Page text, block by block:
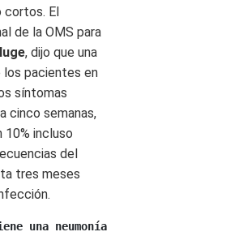
cortos. El
de la OMS para
, dijo que una
pacientes en
síntomas
cinco semanas,
10% incluso
del
tres meses
una neumonía avanzada»: El